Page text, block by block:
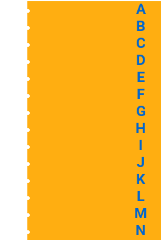
A
B
C
D
E
F
G
H
I
J
K
L
M
N